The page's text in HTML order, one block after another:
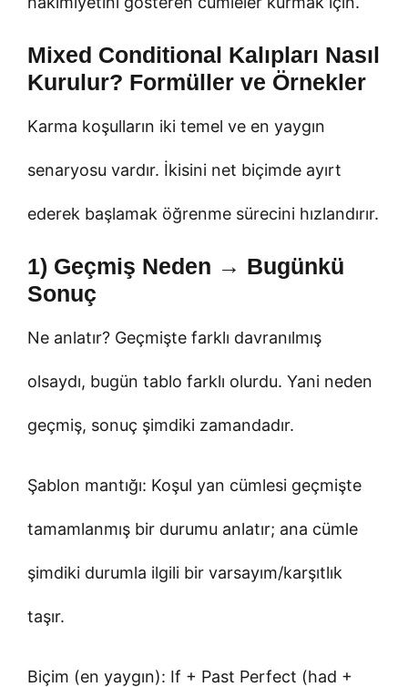
Mixed Conditional Kalıpları Nasıl
Kurulur? Formüller ve Örnekler
Karma koşulların iki temel ve en yaygın
senaryosu vardır. İkisini net biçimde ayırt
ederek başlamak öğrenme sürecini hızlandırır.
1) Geçmiş Neden → Bugünkü
Sonuç
Ne anlatır? Geçmişte farklı davranılmış
olsaydı, bugün tablo farklı olurdu. Yani neden
geçmiş, sonuç şimdiki zamandadır.
Şablon mantığı: Koşul yan cümlesi geçmişte
tamamlanmış bir durumu anlatır; ana cümle
şimdiki durumla ilgili bir varsayım/karşıtlık
taşır.
Biçim (en yaygın): If + Past Perfect (had +